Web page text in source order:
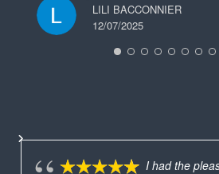
LILI BACCONNIER
12/07/2025
I had the